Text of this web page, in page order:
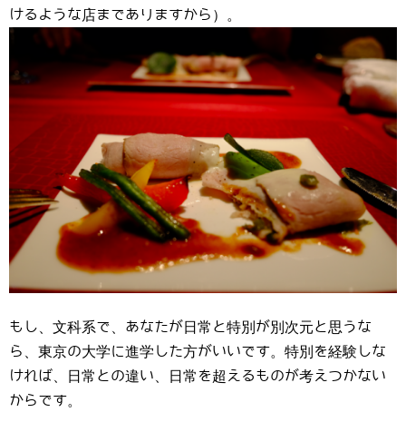
けるような店までありますから）。
もし、文科系で、あなたが日常と特別が別次元と思うな
ら、東京の大学に進学した方がいいです。特別を経験しな
ければ、日常との違い、日常を超えるものが考えつかない
からです。